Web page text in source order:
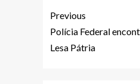
Previous
Polícia Federal
Lesa Pátria